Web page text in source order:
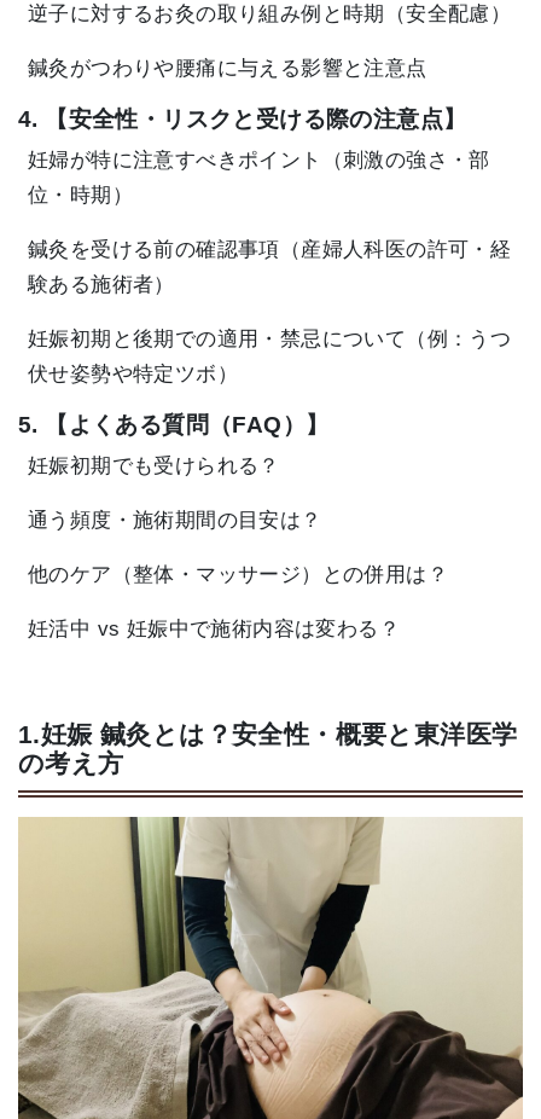
逆子に対するお灸の取り組み例と時期（安全配慮）
鍼灸がつわりや腰痛に与える影響と注意点
4. 【安全性・リスクと受ける際の注意点】
妊婦が特に注意すべきポイント（刺激の強さ・部
位・時期）
鍼灸を受ける前の確認事項（産婦人科医の許可・経
験ある施術者）
妊娠初期と後期での適用・禁忌について（例：うつ
伏せ姿勢や特定ツボ）
5. 【よくある質問（FAQ）】
妊娠初期でも受けられる？
通う頻度・施術期間の目安は？
他のケア（整体・マッサージ）との併用は？
妊活中 vs 妊娠中で施術内容は変わる？
1.妊娠 鍼灸とは？安全性・概要と東洋医学
の考え方